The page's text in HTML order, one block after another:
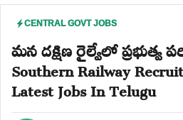
CENTRAL GOVT JOBS
మన దక్షిణ రైల్వేలో ప్రభుత్వ
Southern Railway
Latest Jobs In Telugu